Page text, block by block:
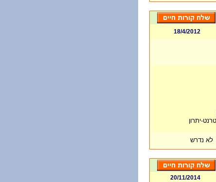
18/4/2012
לא נדרש
20/11/2014